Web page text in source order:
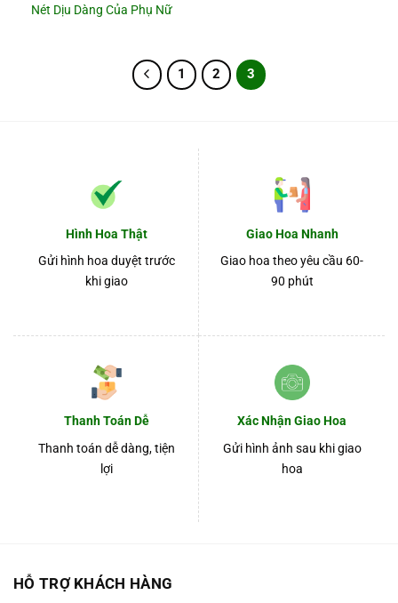
Nét Dịu Dàng Của Phụ Nữ
1 2 3
Hình Hoa Thật
Gửi hình hoa duyệt trước
khi giao
Giao Hoa Nhanh
Giao hoa theo yêu cầu 60-
90 phút
Thanh Toán Dễ
Thanh toán dễ dàng, tiện
lợi
Xác Nhận Giao Hoa
Gửi hình ảnh sau khi giao
hoa
HỖ TRỢ KHÁCH HÀNG